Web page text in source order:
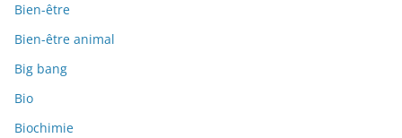
Bien-être
Bien-être animal
Big bang
Bio
Biochimie